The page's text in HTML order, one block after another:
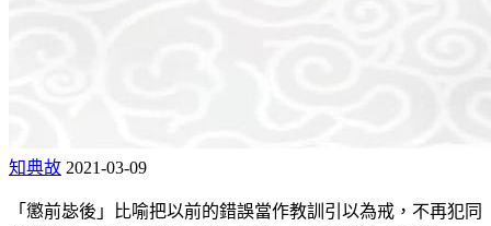
知典故 2021-03-09
「懲前毖後」比喻把以前的錯誤當作教訓引以為戒，不再犯同